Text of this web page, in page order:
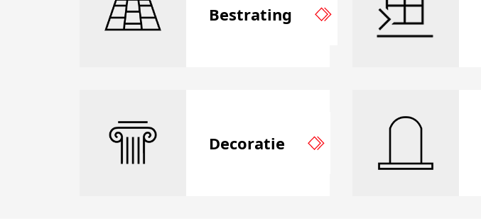
Bestrating
Decoratie